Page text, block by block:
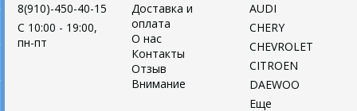
8(910)-450-40-15
C 10:00 - 19:00,
пн-пт
Доставка и
оплата
О нас
Контакты
Отзыв
Внимание
AUDI
CHERY
CHEVROLET
CITROEN
DAEWOO